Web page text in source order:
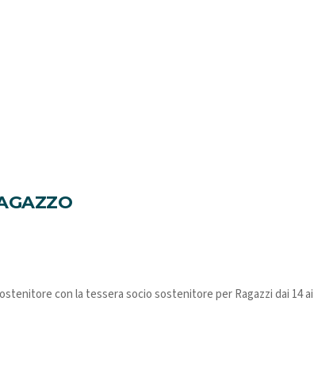
con la tessera socio sostenitore per Ragazzi dai 14 ai